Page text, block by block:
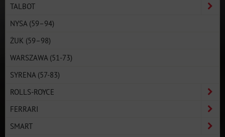
TALBOT
NYSA (59–94)
ŻUK (59–98)
WARSZAWA (51-73)
SYRENA (57-83)
ROLLS-ROYCE
FERRARI
SMART